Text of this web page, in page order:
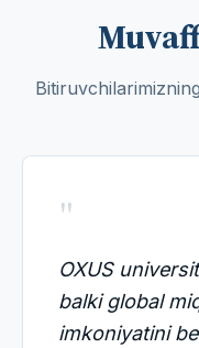
"
OXUS
balki global
imkoniyatini